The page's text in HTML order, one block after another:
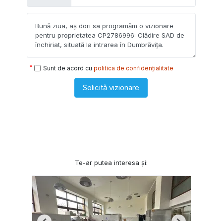
Sunt de acord cu politica de confidențialitate
Solicită vizionare
Te-ar putea interesa și: